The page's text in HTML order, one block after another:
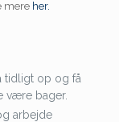
mere her.
tidligt op og få
være bager.
arbejde